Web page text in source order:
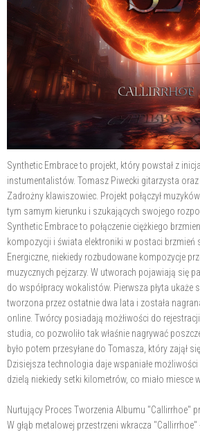
Synthetic Embrace to projekt, który powstał z
instumentalistów. Tomasz Piwecki gitarzysta
Zadrożny klawiszowiec. Projekt połączył
tym samym kierunku i szukających swojego
Synthetic Embrace to połączenie ciężkiego
kompozycji i świata elektroniki w postaci brzmień
Energiczne, niekiedy rozbudowane kompozycje
muzycznych pejzarzy. W utworach pojawiają się
do współpracy wokalistów. Pierwsza płyta ukaże
tworzona przez ostatnie dwa lata i została
online. Twórcy posiadają możłiwości do
studia, co pozwoliło tak właśnie nagrywać
było potem przesyłane do Tomasza, który zajął
Dzisiejsza technologia daje wspaniałe możliwości
dzielą niekiedy setki kilometrów, co miało miesce
Nurtujący Proces Tworzenia Albumu "Callirrhoe"
W głąb metalowej przestrzeni wkracza